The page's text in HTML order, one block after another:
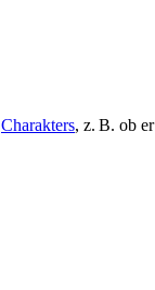
Charakters, z. B. ob